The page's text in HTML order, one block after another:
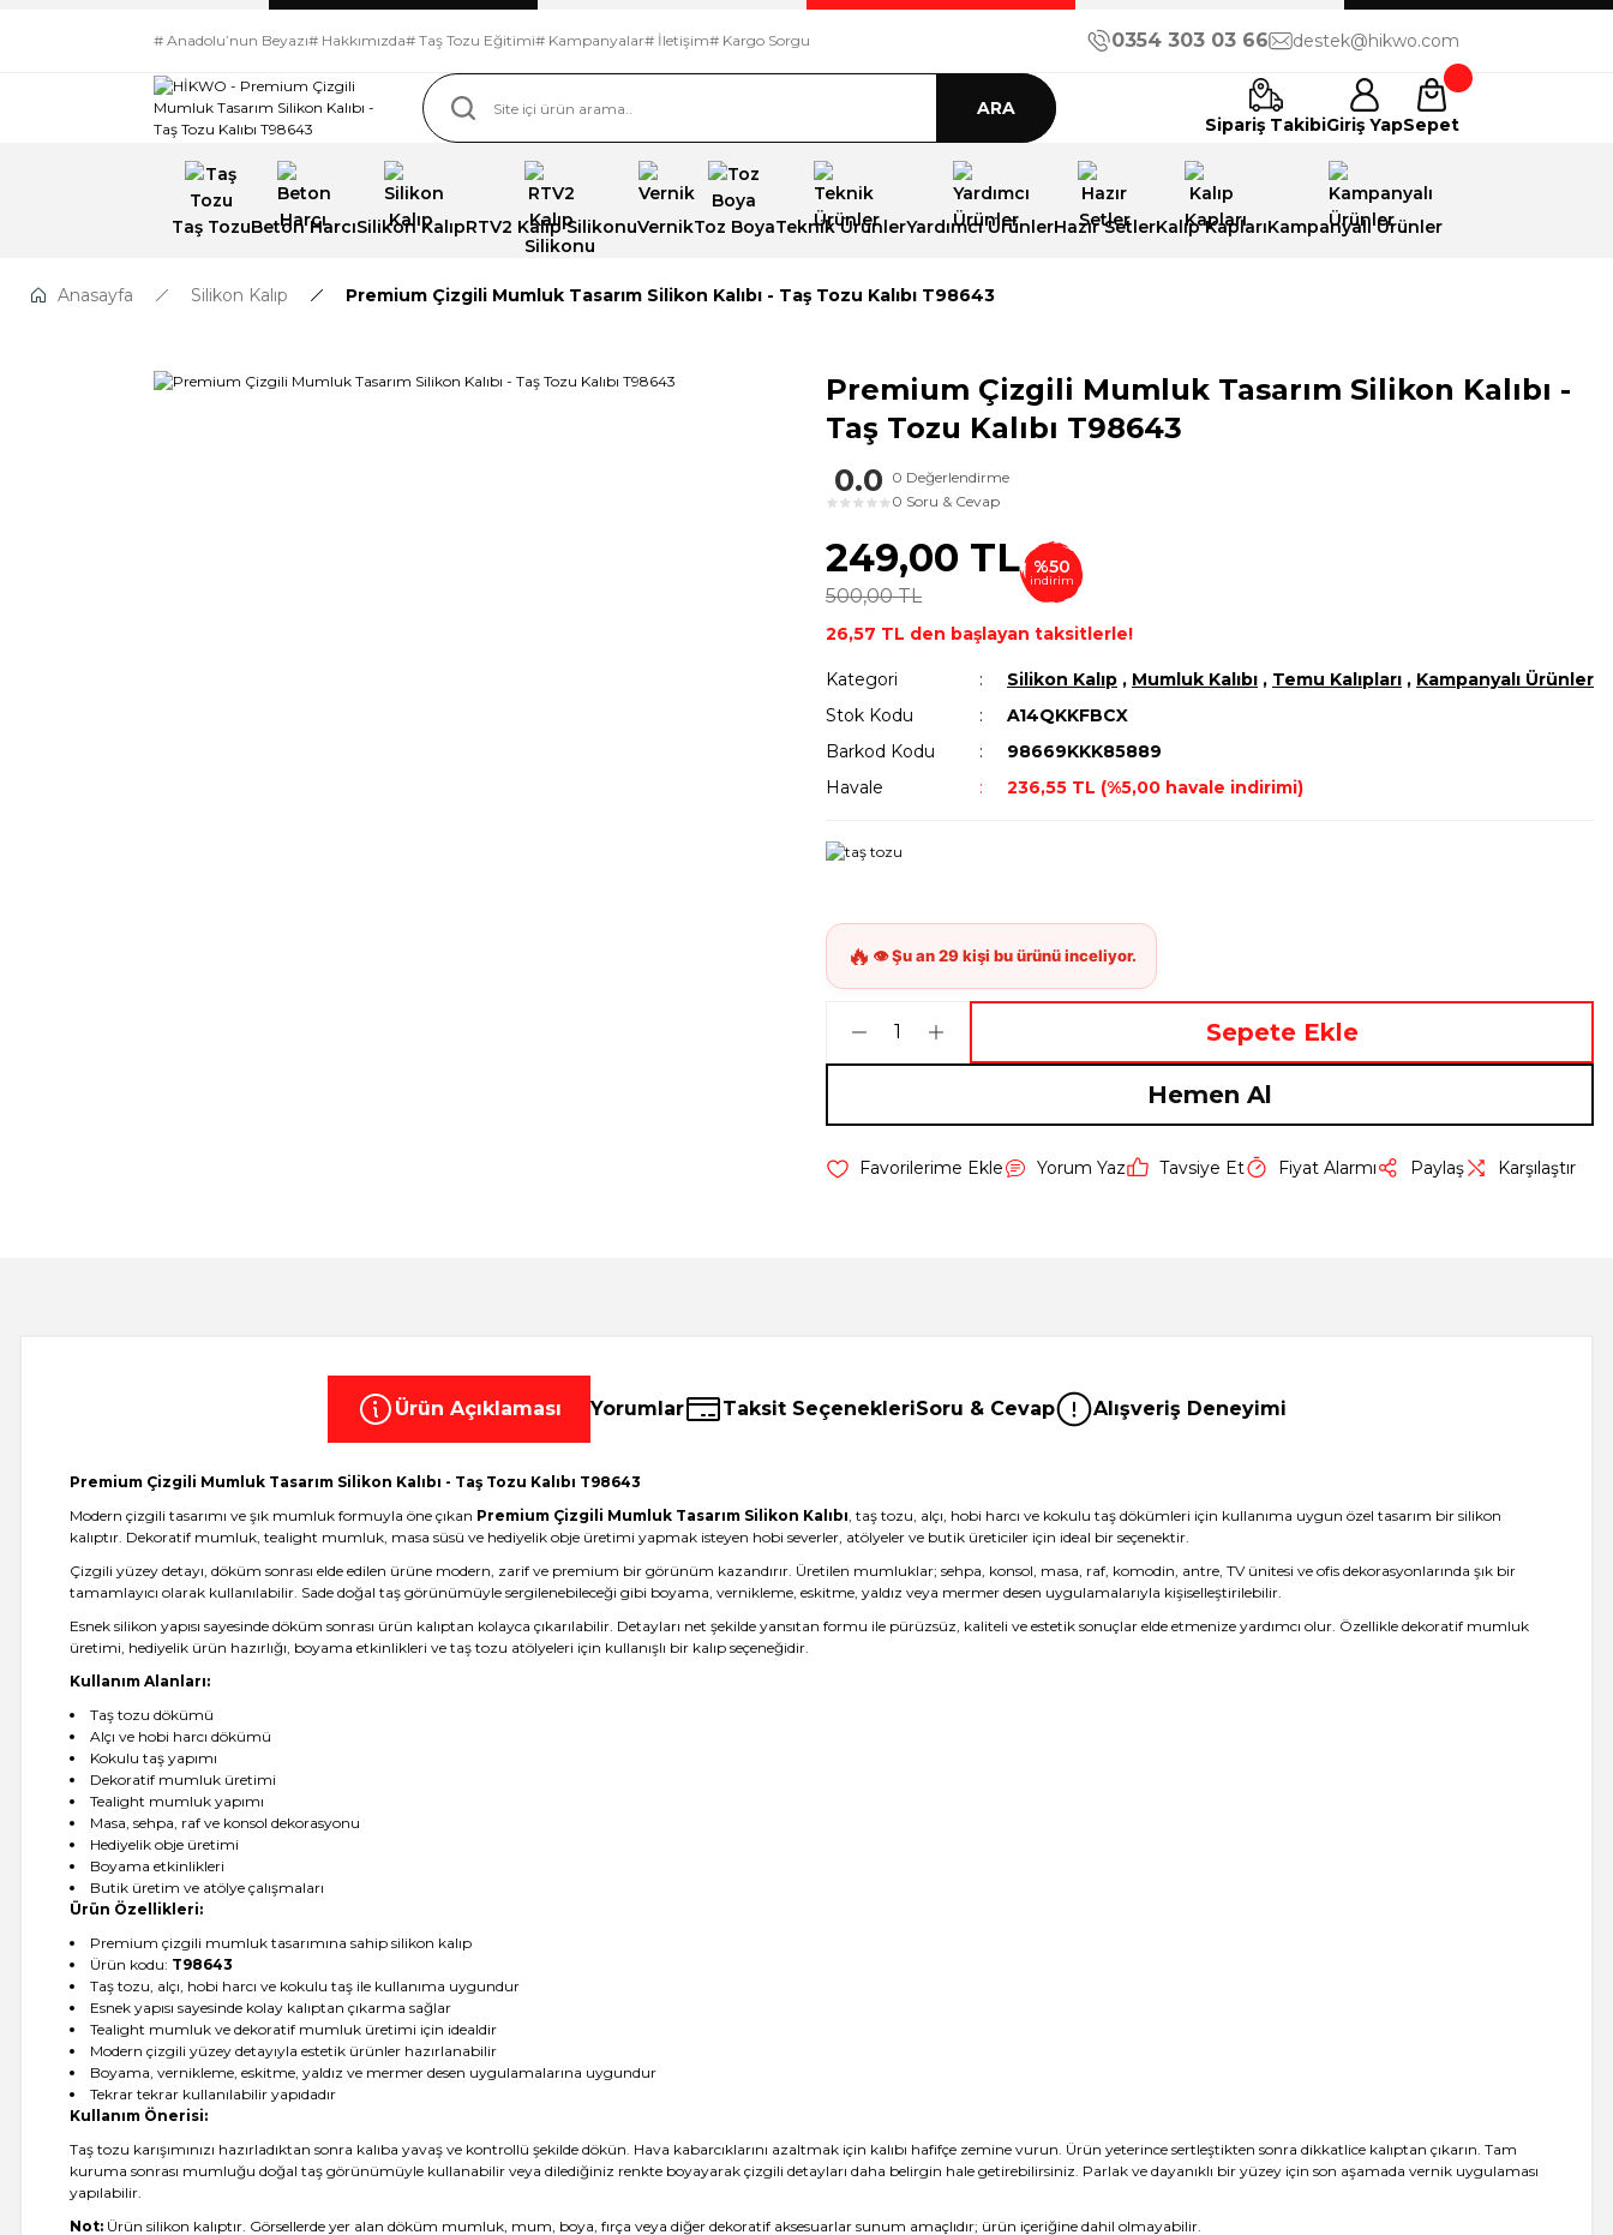
# Anadolu’nun Beyazı# Hakkımızda# Taş Tozu Eğitimi# Kampanyalar# İletişim# Kargo Sorgu 0354 303 03 66 destek@hikwo.com
ARA
Sipariş TakibiGiriş YapSepet
Taş TozuBeton HarcıSilikon KalıpRTV2 Kalıp SilikonuVernikToz BoyaTeknik ÜrünlerYardımcı ÜrünlerHazır SetlerKalıp KaplarıKampanyalı Ürünler
Anasayfa Silikon Kalıp Premium Çizgili Mumluk Tasarım Silikon Kalıbı - Taş Tozu Kalıbı T98643
Premium Çizgili Mumluk Tasarım Silikon Kalıbı -
Taş Tozu Kalıbı T98643
0.0
★ ★ ★ ★ ★
0 Değerlendirme
0 Soru & Cevap
249,00 TL
500,00 TL
%50
indirim
26,57 TL den başlayan taksitlerle!
Kategori Silikon Kalıp , Mumluk Kalıbı , Temu Kalıpları , Kampanyalı Ürünler
Stok Kodu
A14QKKFBCX
Barkod Kodu
98669KKK85889
Havale
236,55 TL (%5,00 havale indirimi)
Sepete Ekle
Hemen Al
Yorum Yaz Tavsiye Et Fiyat Alarmı Paylaş Karşılaştır
Ürün Açıklaması Yorumlar Taksit SeçenekleriSoru & Cevap Alışveriş Deneyimi
Premium Çizgili Mumluk Tasarım Silikon Kalıbı - Taş Tozu Kalıbı T98643
Modern çizgili tasarımı ve şık mumluk formuyla öne çıkan Premium Çizgili Mumluk Tasarım Silikon Kalıbı, taş tozu, alçı, hobi harcı ve kokulu taş dökümleri için kullanıma uygun özel tasarım bir silikon
kalıptır. Dekoratif mumluk, tealight mumluk, masa süsü ve hediyelik obje üretimi yapmak isteyen hobi severler, atölyeler ve butik üreticiler için ideal bir seçenektir.
Çizgili yüzey detayı, döküm sonrası elde edilen ürüne modern, zarif ve premium bir görünüm kazandırır. Üretilen mumluklar; sehpa, konsol, masa, raf, komodin, antre, TV ünitesi ve ofis dekorasyonlarında şık bir
tamamlayıcı olarak kullanılabilir. Sade doğal taş görünümüyle sergilenebileceği gibi boyama, vernikleme, eskitme, yaldız veya mermer desen uygulamalarıyla kişiselleştirilebilir.
Esnek silikon yapısı sayesinde döküm sonrası ürün kalıptan kolayca çıkarılabilir. Detayları net şekilde yansıtan formu ile pürüzsüz, kaliteli ve estetik sonuçlar elde etmenize yardımcı olur. Özellikle dekoratif mumluk
üretimi, hediyelik ürün hazırlığı, boyama etkinlikleri ve taş tozu atölyeleri için kullanışlı bir kalıp seçeneğidir.
Kullanım Alanları:
Taş tozu dökümü
Alçı ve hobi harcı dökümü
Kokulu taş yapımı
Dekoratif mumluk üretimi
Tealight mumluk yapımı
Masa, sehpa, raf ve konsol dekorasyonu
Hediyelik obje üretimi
Boyama etkinlikleri
Butik üretim ve atölye çalışmaları
Ürün Özellikleri:
Premium çizgili mumluk tasarımına sahip silikon kalıp
Ürün kodu: T98643
Taş tozu, alçı, hobi harcı ve kokulu taş ile kullanıma uygundur
Esnek yapısı sayesinde kolay kalıptan çıkarma sağlar
Tealight mumluk ve dekoratif mumluk üretimi için idealdir
Modern çizgili yüzey detayıyla estetik ürünler hazırlanabilir
Boyama, vernikleme, eskitme, yaldız ve mermer desen uygulamalarına uygundur
Tekrar tekrar kullanılabilir yapıdadır
Kullanım Önerisi:
Taş tozu karışımınızı hazırladıktan sonra kalıba yavaş ve kontrollü şekilde dökün. Hava kabarcıklarını azaltmak için kalıbı hafifçe zemine vurun. Ürün yeterince sertleştikten sonra dikkatlice kalıptan çıkarın. Tam
kuruma sonrası mumluğu doğal taş görünümüyle kullanabilir veya dilediğiniz renkte boyayarak çizgili detayları daha belirgin hale getirebilirsiniz. Parlak ve dayanıklı bir yüzey için son aşamada vernik uygulaması
yapılabilir.
Not: Ürün silikon kalıptır. Görsellerde yer alan döküm mumluk, mum, boya, fırça veya diğer dekoratif aksesuarlar sunum amaçlıdır; ürün içeriğine dahil olmayabilir.